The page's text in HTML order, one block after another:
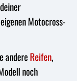
Motocross-
andereReifen,
noch